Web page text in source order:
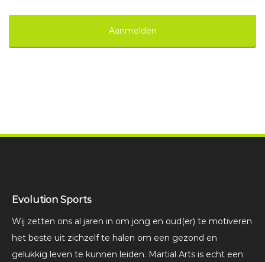
Evolution Sports
Wij zetten ons al jaren in om jong en oud(er) te motiveren
het beste uit zichzelf te halen om een gezond en
gelukkig leven te kunnen leiden. Martial Arts is echt een